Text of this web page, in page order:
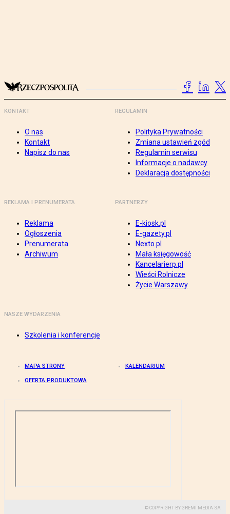
KONTAKT
O nas
Kontakt
Napisz do nas
REGULAMIN
Polityka Prywatności
Zmiana ustawień zgód
Regulamin serwisu
Informacje o nadawcy
Deklaracja dostępności
REKLAMA I PRENUMERATA
Reklama
Ogłoszenia
Prenumerata
Archiwum
PARTNERZY
E-kiosk.pl
E-gazety.pl
Nexto.pl
Mała księgowość
Kancelarierp.pl
Wieści Rolnicze
Życie Warszawy
NASZE WYDARZENIA
Szkolenia i konferencje
MAPA STRONY KALENDARIUM
OFERTA PRODUKTOWA
© COPYRIGHT BY GREMI MEDIA SA